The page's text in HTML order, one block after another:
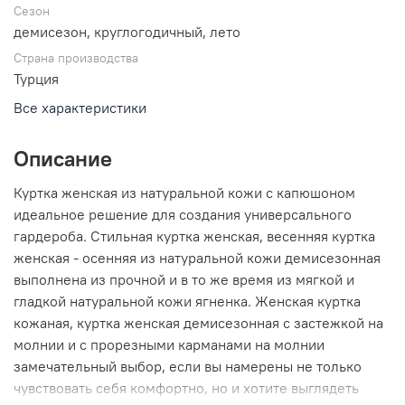
Сезон
демисезон, круглогодичный, лето
Страна производства
Турция
Все характеристики
Описание
Куртка женская из натуральной кожи с капюшоном
идеальное решение для создания универсального
гардероба. Стильная куртка женская, весенняя куртка
женская - осенняя из натуральной кожи демисезонная
выполнена из прочной и в то же время из мягкой и
гладкой натуральной кожи ягненка. Женская куртка
кожаная, куртка женская демисезонная с застежкой на
молнии и с прорезными карманами на молнии
замечательный выбор, если вы намерены не только
чувствовать себя комфортно, но и хотите выглядеть